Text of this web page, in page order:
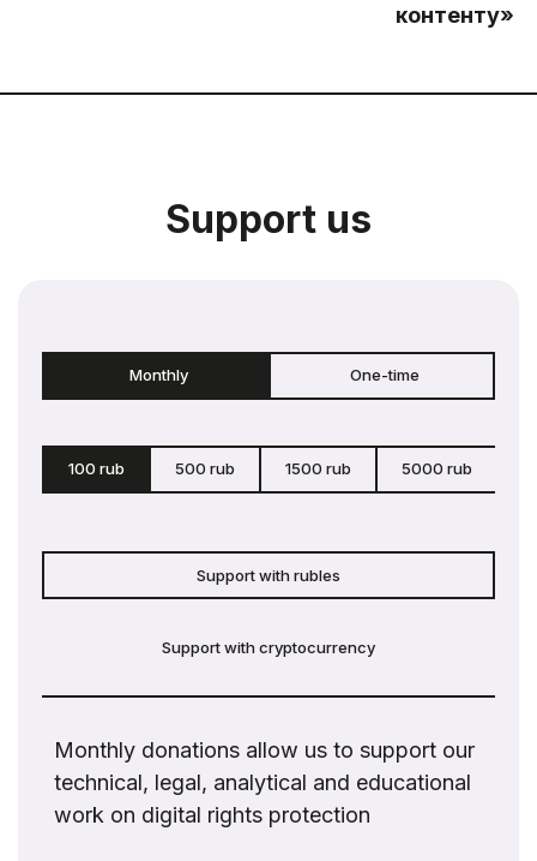
контенту»
Support us
Monthly One-time
100 rub 500 rub 1500 rub 5000 rub
Support with rubles
Support with cryptocurrency
Monthly donations allow us to support our
technical, legal, analytical and educational
work on digital rights protection